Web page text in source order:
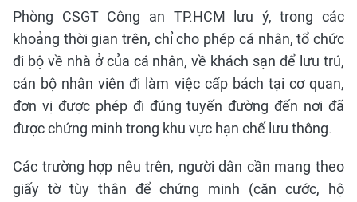
Phòng CSGT Công an TP.HCM lưu ý, trong các
khoảng thời gian trên, chỉ cho phép cá nhân, tổ chức
đi bộ về nhà ở của cá nhân, về khách sạn để lưu trú,
cán bộ nhân viên đi làm việc cấp bách tại cơ quan,
đơn vị được phép đi đúng tuyến đường đến nơi đã
được chứng minh trong khu vực hạn chế lưu thông.
Các trường hợp nêu trên, người dân cần mang theo
giấy tờ tùy thân để chứng minh (căn cước, hộ